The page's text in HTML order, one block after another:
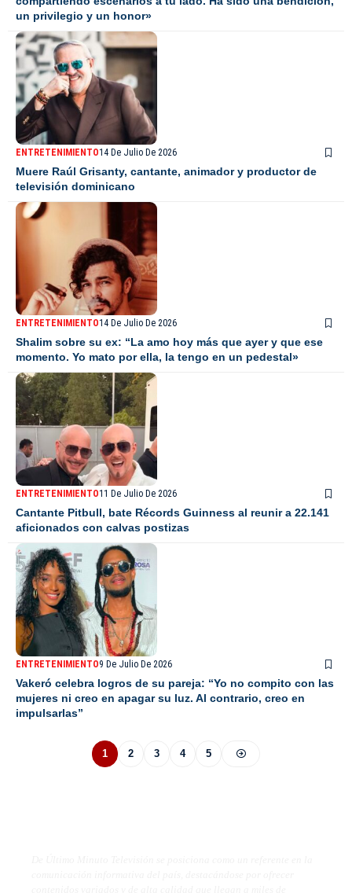
un privilegio y un honor»
ENTRETENIMIENTO14 De Julio De 2026
Muere Raúl Grisanty, cantante, animador y productor de
televisión dominicano
ENTRETENIMIENTO14 De Julio De 2026
Shalim sobre su ex: “La amo hoy más que ayer y que ese
momento. Yo mato por ella, la tengo en un pedestal»
ENTRETENIMIENTO11 De Julio De 2026
Cantante Pitbull, bate Récords Guinness al reunir a 22.141
aficionados con calvas postizas
ENTRETENIMIENTO9 De Julio De 2026
Vakeró celebra logros de su pareja: “Yo no compito con las
mujeres ni creo en apagar su luz. Al contrario, creo en
impulsarlas”
1 2 3 4 5